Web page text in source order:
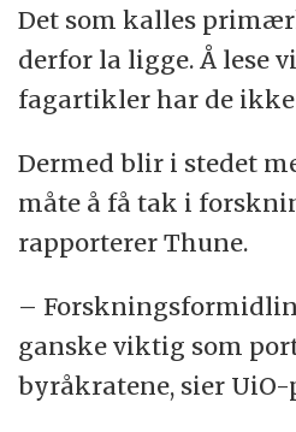
Det som kalles
derfor la ligge. Å lese
fagartikler har de
Dermed blir i stedet
måte å få tak i
rapporterer Thune.
–
ganske viktig som
byråkratene, sier UiO-